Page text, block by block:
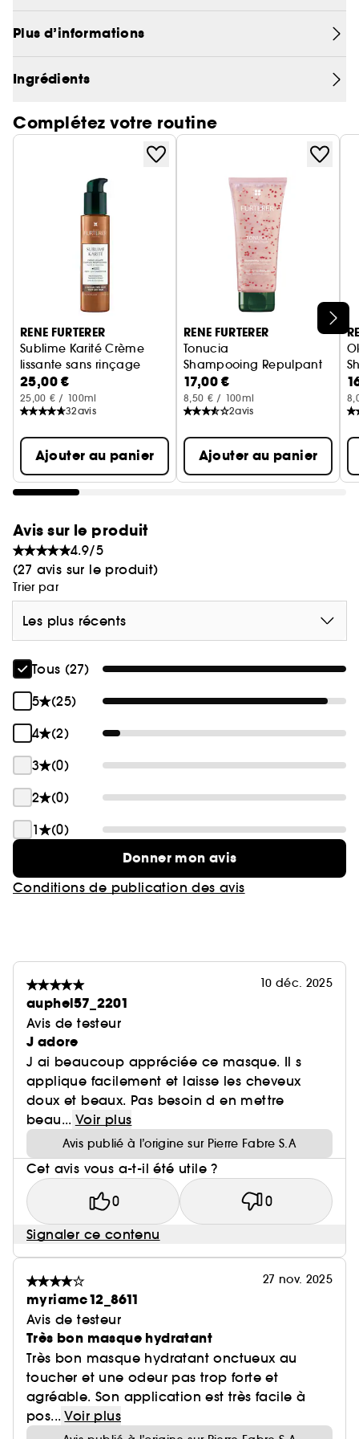
envoûtant, apporte douceur et brillance des
racines aux pointes, sans alourdir la fibre. Sans
silicone
Plus d’informations
Ingrédients
Complétez votre routine
Ignorer le carrousel produits
RENE FURTERER
Sublime Karité Crème
lissante sans rinçage
25,00 €
25,00 € / 100ml
32avis
Ajouter au panier
RENE FURTERER
Tonucia
Shampooing Repulpant
17,00 €
8,50 € / 100ml
2avis
Ajouter au panier
Avis sur le produit
4.9/5
(27 avis sur le produit)
Trier par
Les plus récents
Tous (27)
5
(25)
4
(2)
3
(0)
2
(0)
1
(0)
Donner mon avis
Conditions de publication des avis
10 déc. 2025
auphel57_2201
Avis de testeur
J adore
J ai beaucoup appréciée ce masque. Il s
applique facilement et laisse les cheveux
doux et beaux. Pas besoin d en mettre
beau... Voir plus
Avis publié à l’origine sur Pierre Fabre S.A
Cet avis vous a-t-il été utile ?
0 0
Signaler ce contenu
27 nov. 2025
myriamc12_8611
Avis de testeur
Très bon masque hydratant
Très bon masque hydratant onctueux au
toucher et une odeur pas trop forte et
agréable. Son application est très facile à
pos... Voir plus